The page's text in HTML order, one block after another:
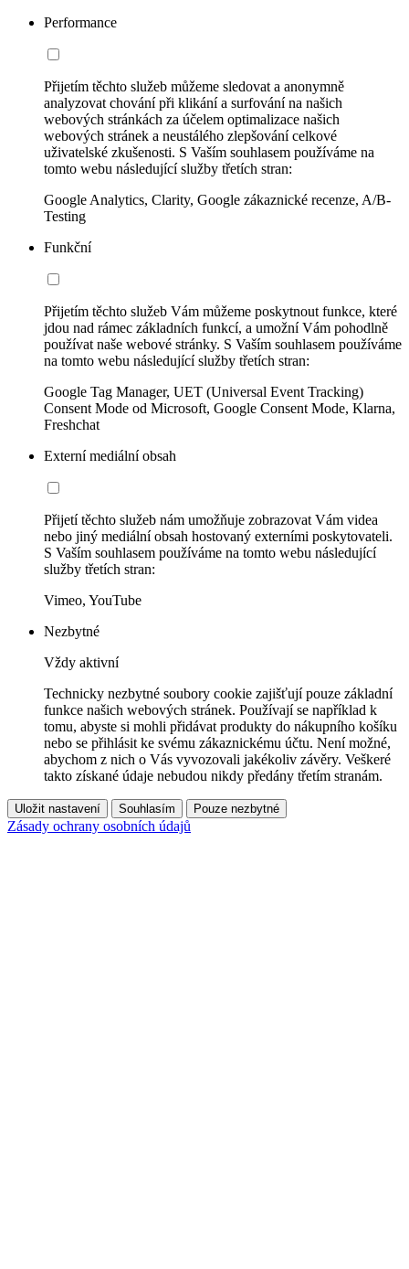
Performance
Přijetím těchto služeb můžeme sledovat a anonymně
analyzovat chování při klikání a surfování na našich
webových stránkách za účelem optimalizace našich
webových stránek a neustálého zlepšování celkové
uživatelské zkušenosti. S Vaším souhlasem používáme na
tomto webu následující služby třetích stran:
Google Analytics, Clarity, Google zákaznické recenze, A/B-
Testing
Funkční
Přijetím těchto služeb Vám můžeme poskytnout funkce, které
jdou nad rámec základních funkcí, a umožní Vám pohodlně
používat naše webové stránky. S Vaším souhlasem používáme
na tomto webu následující služby třetích stran:
Google Tag Manager, UET (Universal Event Tracking)
Consent Mode od Microsoft, Google Consent Mode, Klarna,
Freshchat
Externí mediální obsah
Přijetí těchto služeb nám umožňuje zobrazovat Vám videa
nebo jiný mediální obsah hostovaný externími poskytovateli.
S Vaším souhlasem používáme na tomto webu následující
služby třetích stran:
Vimeo, YouTube
Nezbytné
Vždy aktivní
Technicky nezbytné soubory cookie zajišťují pouze základní
funkce našich webových stránek. Používají se například k
tomu, abyste si mohli přidávat produkty do nákupního košíku
nebo se přihlásit ke svému zákaznickému účtu. Není možné,
abychom z nich o Vás vyvozovali jakékoliv závěry. Veškeré
takto získané údaje nebudou nikdy předány třetím stranám.
Uložit nastavení Souhlasím Pouze nezbytné
Zásady ochrany osobních údajů